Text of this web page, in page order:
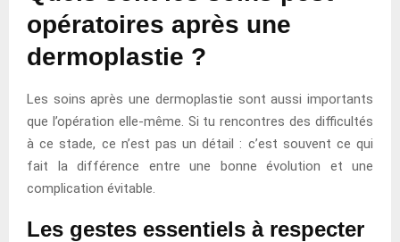
opératoires après une
dermoplastie ?
Les soins après une dermoplastie sont aussi importants
que l’opération elle-même. Si tu rencontres des difficultés
à ce stade, ce n’est pas un détail : c’est souvent ce qui
fait la différence entre une bonne évolution et une
complication évitable.
Les gestes essentiels à respecter